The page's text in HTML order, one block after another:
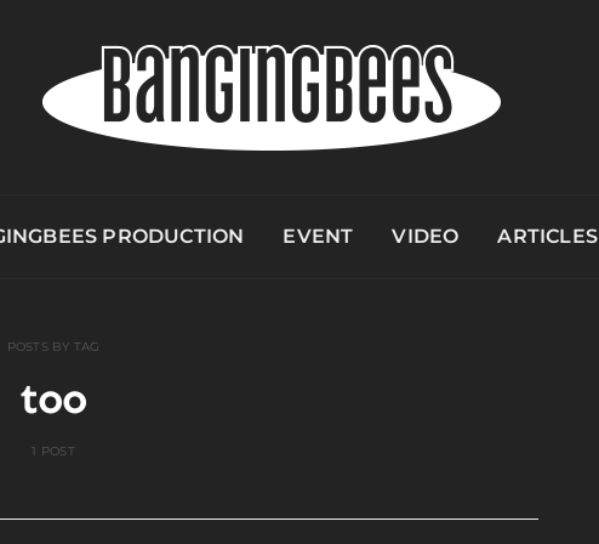
PRODUCTION EVENT VIDEO ARTICLES
POSTS BY TAG
too
1 POST